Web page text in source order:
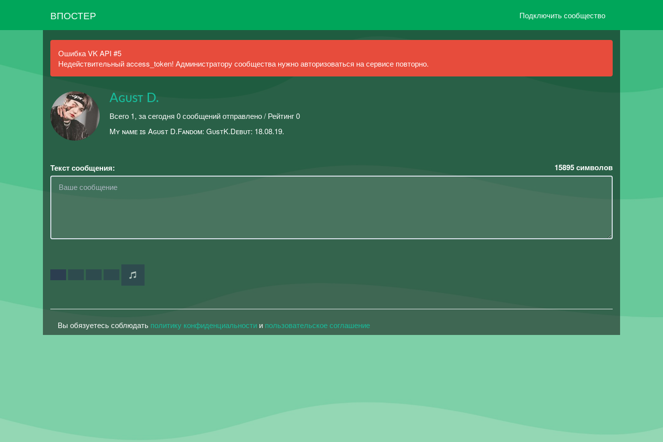
ВПОСТЕР Подключить сообщество
Ошибка VK API #5
Недействительный access_token! Администратору сообщества нужно авторизоваться на сервисе повторно.
Aɢᴜsᴛ D.
Всего 1, за сегодня 0 сообщений отправлено / Рейтинг 0
Mʏ ɴᴀᴍᴇ ɪs Aɢᴜsᴛ D.Fᴀɴᴅᴏᴍ: GᴜsᴛK.Dᴇʙᴜᴛ: 18.08.19.
Текст сообщения: 15895символов
Вы обязуетесь соблюдать политику конфиденциальности и пользовательское соглашение